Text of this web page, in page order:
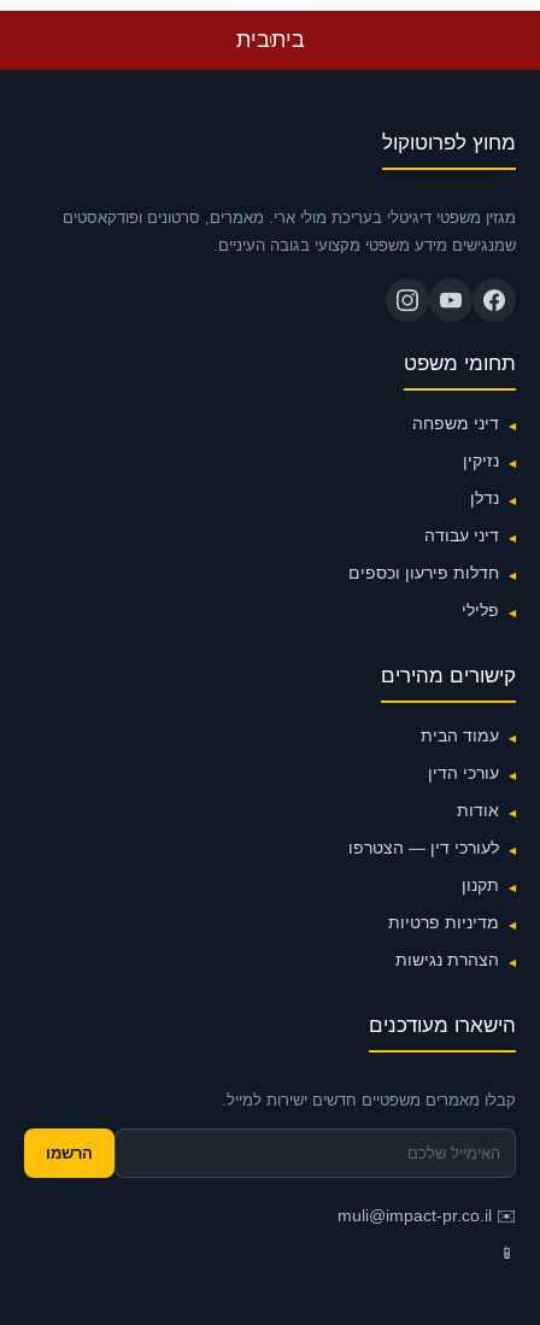
ביתבית
מחוץ לפרוטוקול
מגזין משפטי דיגיטלי בעריכת מולי ארי. מאמרים, סרטונים ופודקאסטים
שמנגישים מידע משפטי מקצועי בגובה העיניים.
תחומי משפט
דיני משפחה
נזיקין
נדלן
דיני עבודה
חדלות פירעון וכספים
פלילי
קישורים מהירים
עמוד הבית
עורכי הדין
אודות
לעורכי דין — הצטרפו
תקנון
מדיניות פרטיות
הצהרת נגישות
הישארו מעודכנים
קבלו מאמרים משפטיים חדשים ישירות למייל.
הרשמו
✉️
muli@impact-pr.co.il
📱